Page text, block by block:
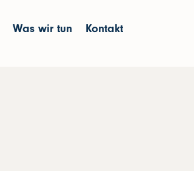
Was wir tun Kontakt